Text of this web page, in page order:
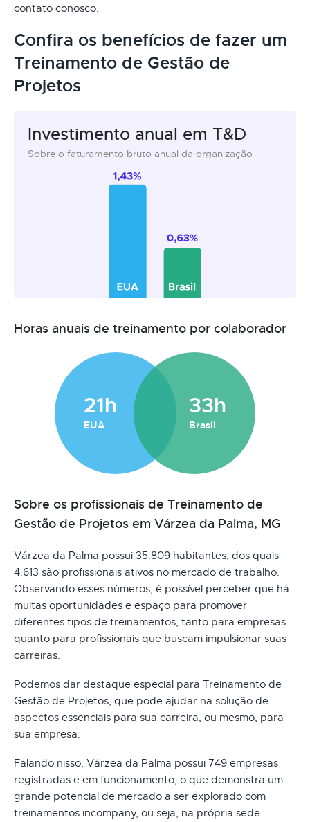
contato conosco.
Confira os benefícios de fazer um
Treinamento de Gestão de
Projetos
Investimento anual em T&D
Sobre o faturamento bruto anual da organização
Horas anuais de treinamento por colaborador
21h
EUA
33h
Brasil
Sobre os profissionais de Treinamento de
Gestão de Projetos em Várzea da Palma, MG
Várzea da Palma possui 35.809 habitantes, dos quais
4.613 são profissionais ativos no mercado de trabalho.
Observando esses números, é possível perceber que há
muitas oportunidades e espaço para promover
diferentes tipos de treinamentos, tanto para empresas
quanto para profissionais que buscam impulsionar suas
carreiras.
Podemos dar destaque especial para Treinamento de
Gestão de Projetos, que pode ajudar na solução de
aspectos essenciais para sua carreira, ou mesmo, para
sua empresa.
Falando nisso, Várzea da Palma possui 749 empresas
registradas e em funcionamento, o que demonstra um
grande potencial de mercado a ser explorado com
treinamentos incompany, ou seja, na própria sede